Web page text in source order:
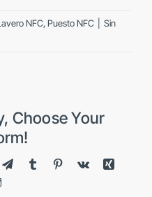
NFC,Puesto NFC
Sin
Choose Your
TelegramTumblrPinterest
Vk
Xing
Correo